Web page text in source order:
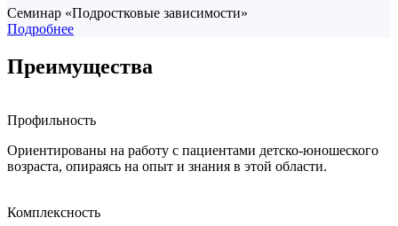
Cеминар «Подростковые зависимости»
Подробнее
Преимущества
Профильность
Ориентированы на работу с пациентами детско-юношеского
возраста, опираясь на опыт и знания в этой области.
Комплексность